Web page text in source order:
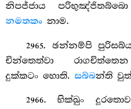
නිපජ්ජාය පරිභුඤ්ජිතබ්බො
නමතකං නාම.
2965. ඡන්නම්පි
චින්තෙත්වා
දුක්කටං හොති.සබ්බන්ති
2966. භික්ඛුං